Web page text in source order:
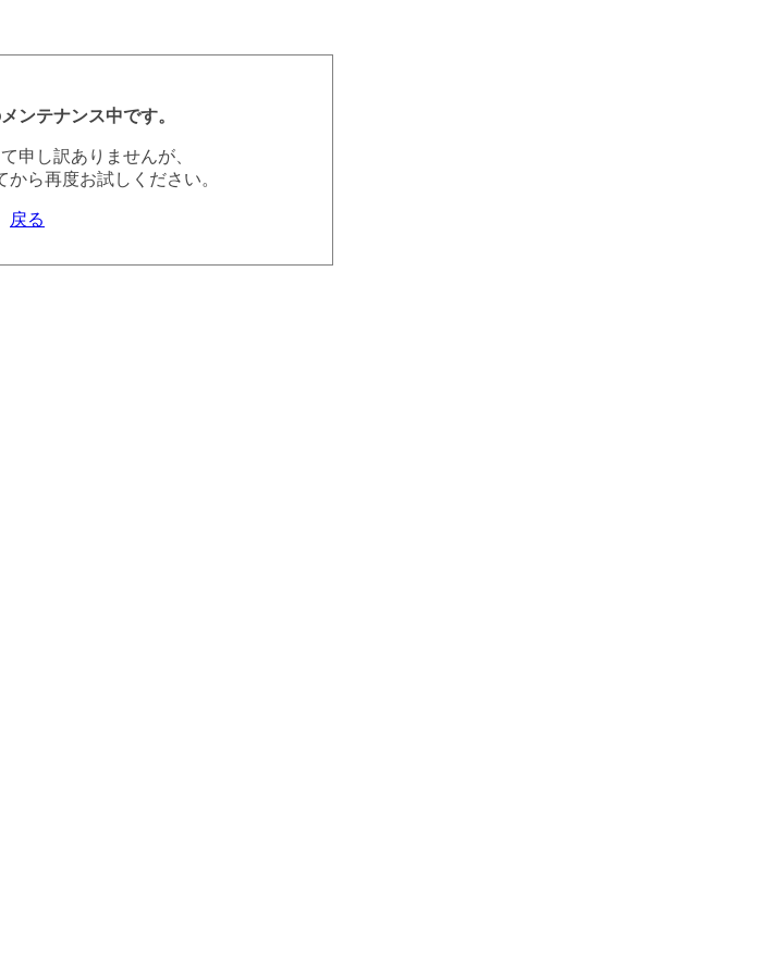
ンテナンス中です。
申し訳ありませんが、
から再度お試しください。
戻る